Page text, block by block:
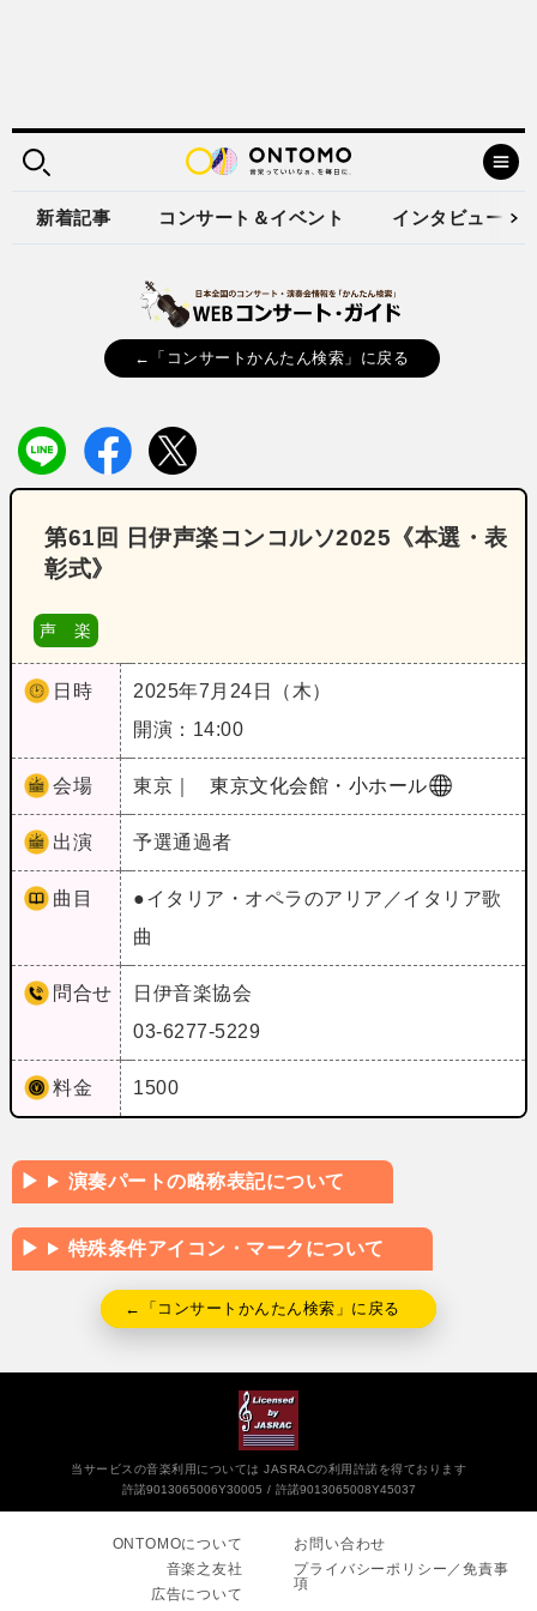
新着記事 コンサート＆イベント インタビュー
←「コンサートかんたん検索」に戻る
第61回 日伊声楽コンコルソ2025《本選・表
彰式》
声 楽
日時
2025年7月24日（木）
開演：14:00
会場 東京｜ 東京文化会館・小ホール
出演 予選通過者
曲目
●イタリア・オペラのアリア／イタリア歌
曲
問合せ
日伊音楽協会
03-6277-5229
料金 1500
演奏パートの略称表記について
特殊条件アイコン・マークについて
←「コンサートかんたん検索」に戻る
当サービスの音楽利用については JASRACの利用許諾を得ております
許諾9013065006Y30005
許諾9013065008Y45037
ONTOMOについて
音楽之友社
広告について
お問い合わせ
プライバシーポリシー／免責事
項